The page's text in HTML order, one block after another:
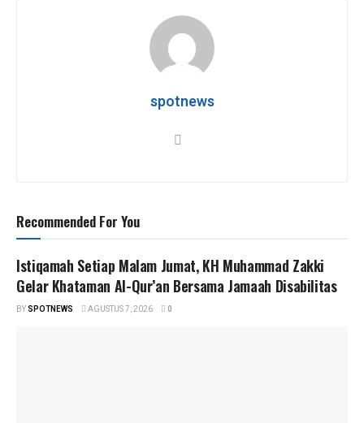
gr
a
m
e
spotnews
Recommended For You
Istiqamah Setiap Malam Jumat, KH Muhammad Zakki
Gelar Khataman Al-Qur’an Bersama Jamaah Disabilitas
BYSPOTNEWS AGUSTUS 7, 2026 0